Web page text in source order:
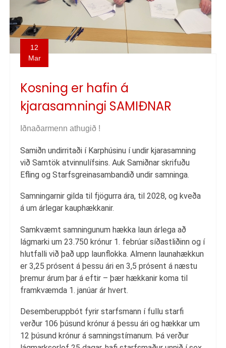
12
Mar
Kosning er hafin á
kjarasamningi SAMIÐNAR
Iðnaðarmenn athugið !
Samiðn undirritaði í Karphúsinu í undir kjarasamning
við Samtök atvinnulífsins. Auk Samiðnar skrifuðu
Efling og Starfsgreinasambandið undir samninga.
Samningarnir gilda til fjögurra ára, til 2028, og kveða
á um árlegar kauphækkanir.
Samkvæmt samningunum hækka laun árlega að
lágmarki um 23.750 krónur 1. febrúar síðastliðinn og í
hlutfalli við það upp launflokka. Almenn launahækkun
er 3,25 prósent á þessu ári en 3,5 prósent á næstu
þremur árum þar á eftir – þær hækkanir koma til
framkvæmda 1. janúar ár hvert.
Desemberuppbót fyrir starfsmann í fullu starfi
verður 106 þúsund krónur á þessu ári og hækkar um
12 þúsund krónur á samningstímanum. Þá verður